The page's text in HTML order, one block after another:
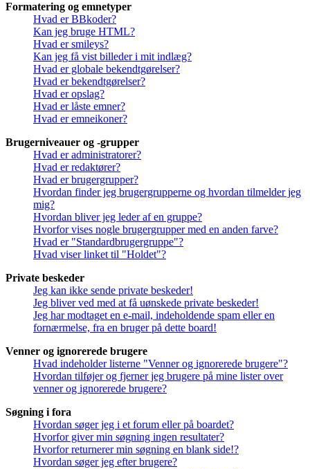
Formatering og emnetyper
Hvad er BBkoder?
Kan jeg bruge HTML?
Hvad er smileys?
Kan jeg få vist billeder i mit indlæg?
Hvad er globale bekendtgørelser?
Hvad er bekendtgørelser?
Hvad er opslag?
Hvad er låste emner?
Hvad er emneikoner?
Brugerniveauer og -grupper
Hvad er administratorer?
Hvad er redaktører?
Hvad er brugergrupper?
Hvordan finder jeg brugergrupperne og hvordan tilmelder jeg
mig?
Hvordan bliver jeg leder af en gruppe?
Hvorfor vises nogle brugergrupper med en anden farve?
Hvad er "Standardbrugergruppe"?
Hvad viser linket til "Holdet"?
Private beskeder
Jeg kan ikke sende private beskeder!
Jeg bliver ved med at få uønskede private beskeder!
Jeg har modtaget en e-mail, indeholdende spam eller en
fornærmelse, fra en bruger på dette board!
Venner og ignorerede brugere
Hvad indeholder listerne "Venner og ignorerede brugere"?
Hvordan tilføjer og fjerner jeg brugere på mine lister over
venner og ignorerede brugere?
Søgning i fora
Hvordan søger jeg i et forum eller på boardet?
Hvorfor giver min søgning ingen resultater?
Hvorfor returnerer min søgning en blank side!?
Hvordan søger jeg efter brugere?